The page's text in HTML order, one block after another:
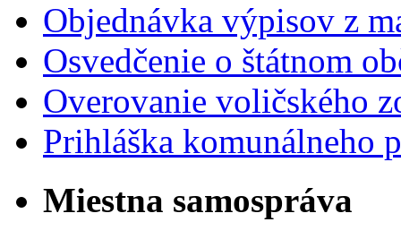
Objednávka výpisov z
Osvedčenie o štátnom
Overovanie voličského
Prihláška komunálneho
Miestna samospráva